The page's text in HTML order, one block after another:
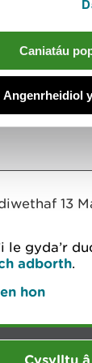
Caniatáu
Angenrheidiol
hon
Poultry
13
le gyda’r
adborth.
hon
Cysylltu